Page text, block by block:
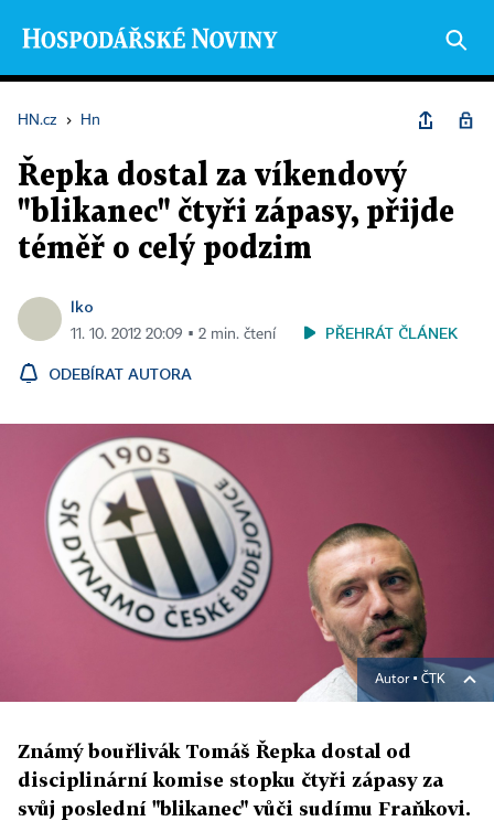
HN.cz › Hn
Řepka dostal za víkendový
"blikanec" čtyři zápasy, přijde
téměř o celý podzim
lko
11. 10. 2012 20:09 ▪ 2 min. čtení PŘEHRÁT ČLÁNEK
ODEBÍRAT AUTORA
Autor ▪ ČTK
Známý bouřlivák Tomáš Řepka dostal od
disciplinární komise stopku čtyři zápasy za
svůj poslední "blikanec" vůči sudímu Fraňkovi.